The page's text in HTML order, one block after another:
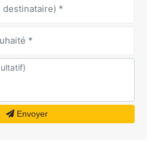
Envoyer